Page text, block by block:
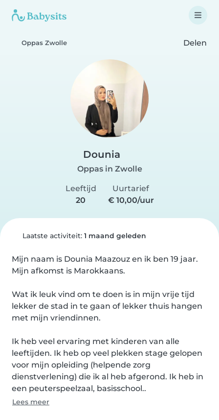
Oppas Zwolle Delen
Dounia
Oppas in Zwolle
Leeftijd
20
Uurtarief
€ 10,00/uur
Laatste activiteit: 1 maand geleden
Mijn naam is Dounia Maazouz en ik ben 19 jaar.
Mijn afkomst is Marokkaans.
Wat ik leuk vind om te doen is in mijn vrije tijd
lekker de stad in te gaan of lekker thuis hangen
met mijn vriendinnen.
Ik heb veel ervaring met kinderen van alle
leeftijden. Ik heb op veel plekken stage gelopen
voor mijn opleiding (helpende zorg
dienstverlening) die ik al heb afgerond. Ik heb in
een peuterspeelzaal, basisschool..
Lees meer